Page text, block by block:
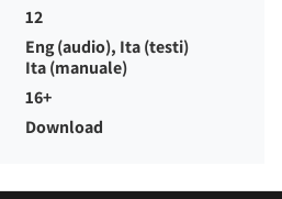
12
Eng (audio), Ita (testi)
Ita (manuale)
16+
Download